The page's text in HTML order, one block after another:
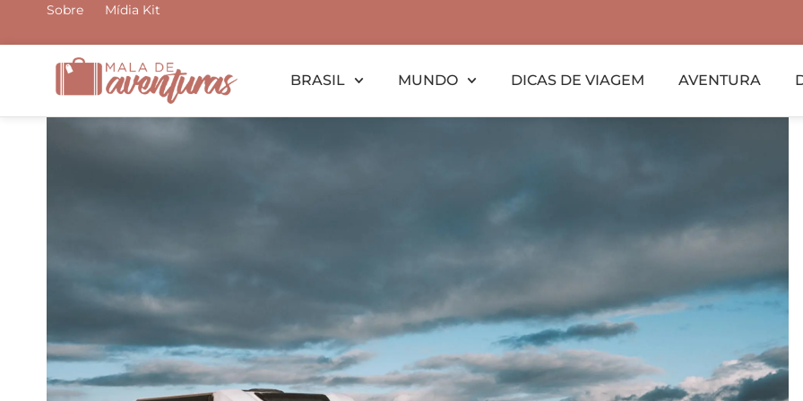
conteúdo
Sobre Mídia Kit
BRASIL MUNDO DICAS DE VIAGEM AVENTURA